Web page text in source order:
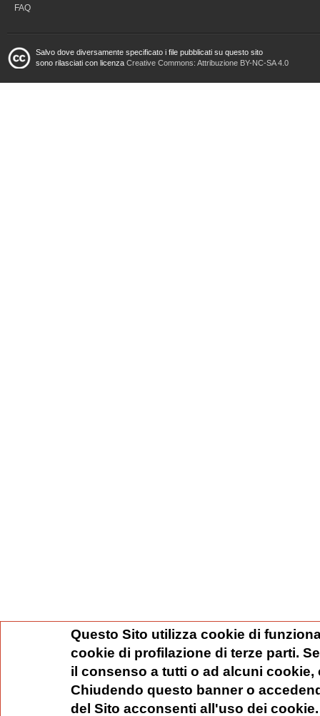
FAQ
Salvo dove diversamente specificato i file pubblicati su questo sito
sono rilasciati con licenza Creative Commons: Attribuzione BY-NC-SA 4.0
Questo Sito utilizza cookie di
cookie di profilazione di terze parti.
il consenso a tutti o ad alcuni
Chiudendo questo banner o
del Sito acconsenti all'uso dei cookie.